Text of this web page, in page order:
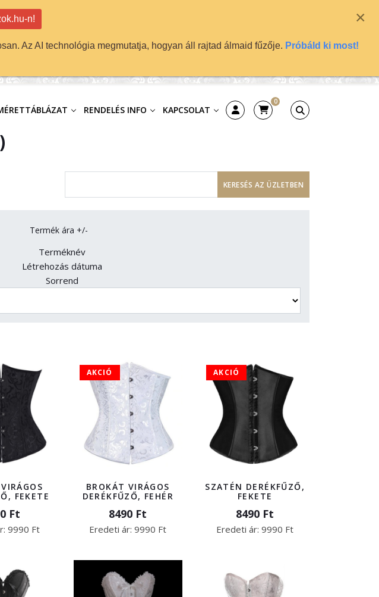
RENDELÉS INFO KAPCSOLAT
0
Termék ára +/-
Terméknév
Létrehozás dátuma
Sorrend
FEKETE
Ft
9990 Ft
AKCIÓ
BROKÁT VIRÁGOS
DERÉKFŰZŐ, FEHÉR
8490 Ft
Eredeti ár:9990 Ft
AKCIÓ
SZATÉN DERÉKFŰZŐ,
FEKETE
8490 Ft
Eredeti ár:9990 Ft
×
n!
Az AI technológia megmutatja, hogyan áll rajtad álmaid fűzője. Próbáld ki most!